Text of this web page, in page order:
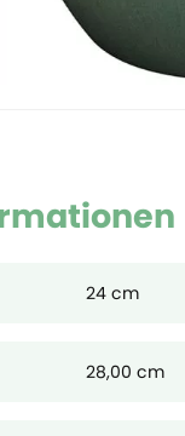
24 cm
28,00 cm